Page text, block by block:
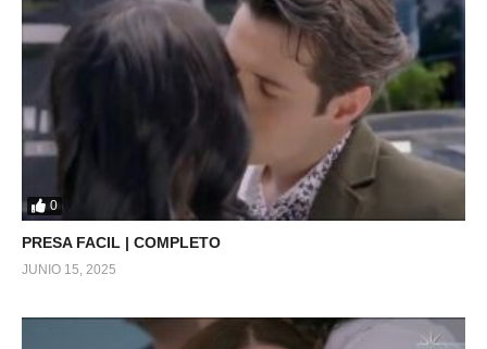
0
PRESA FACIL | COMPLETO
JUNIO 15, 2025